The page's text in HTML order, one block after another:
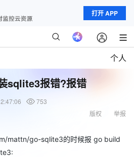
打开 APP
个人
sqlite3报错?报错
753
举报
版权
mattn/go-sqlite3的时候报 go build